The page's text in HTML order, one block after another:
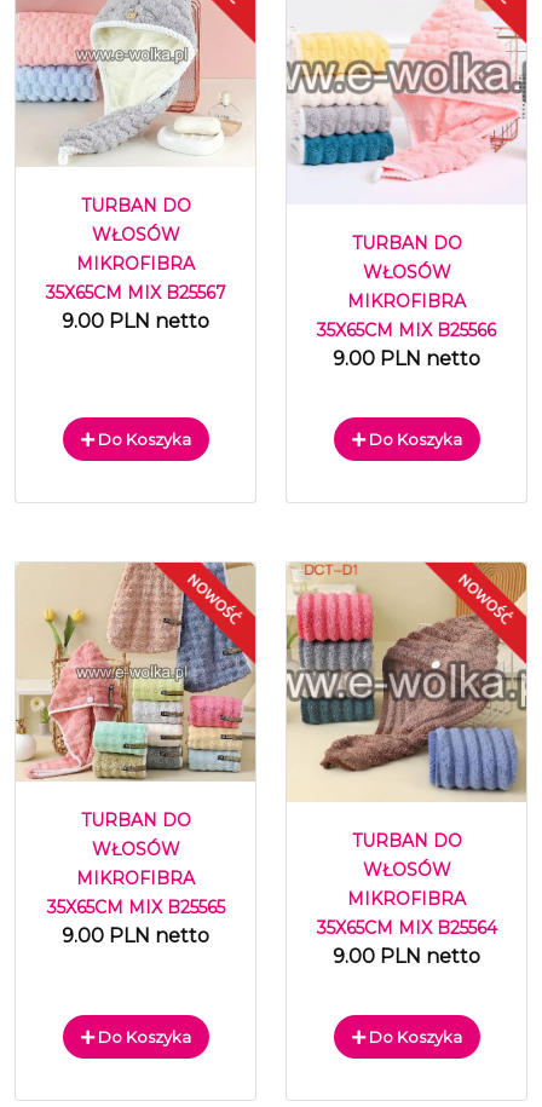
TURBAN DO
WŁOSÓW
MIKROFIBRA
35X65CM MIX B25567
9.00 PLN netto
Do Koszyka
TURBAN DO
WŁOSÓW
MIKROFIBRA
35X65CM MIX B25566
9.00 PLN netto
Do Koszyka
TURBAN DO
WŁOSÓW
MIKROFIBRA
35X65CM MIX B25565
9.00 PLN netto
Do Koszyka
TURBAN DO
WŁOSÓW
MIKROFIBRA
35X65CM MIX B25564
9.00 PLN netto
Do Koszyka